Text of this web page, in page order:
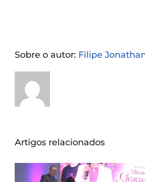
Sobre o autor: Filipe
Artigos relacionados